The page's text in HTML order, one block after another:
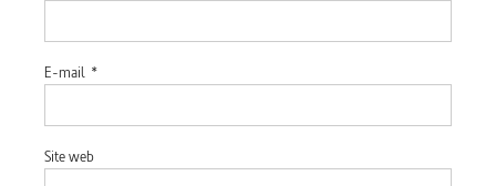
E-mail *
Site web